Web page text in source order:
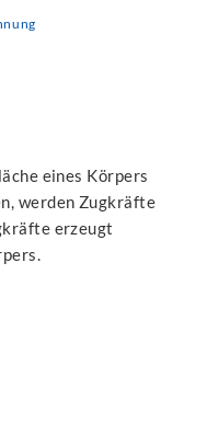
eines Körpers
werden Zugkräfte
erzeugt